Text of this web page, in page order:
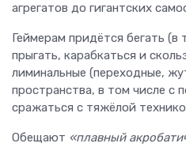
агрегатов до гигантских
Геймерам придётся бегать (в
прыгать, карабкаться и
лиминальные (переходные,
пространства, в том числе с
сражаться с тяжёлой
Обещают «плавный